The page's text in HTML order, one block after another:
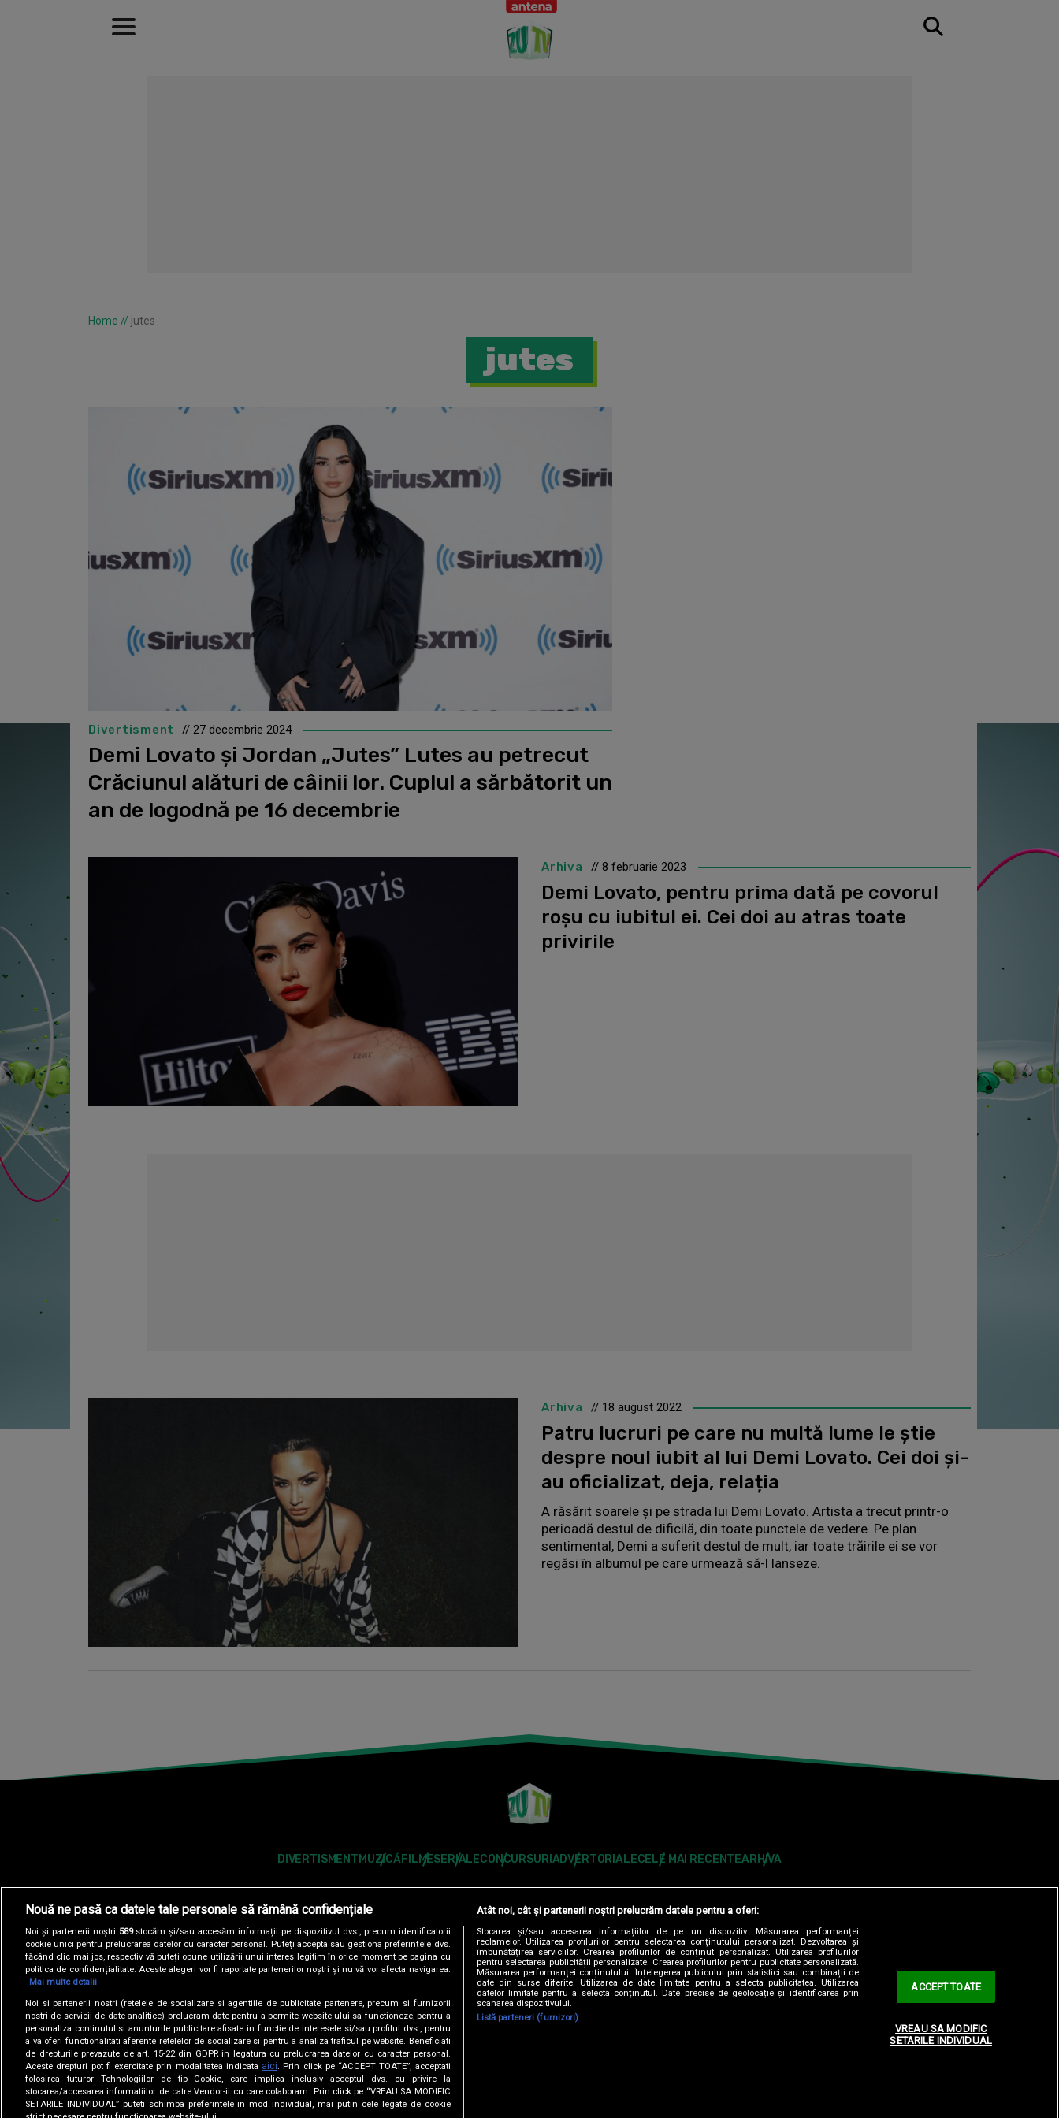
Home // jutes
jutes
Divertisment // 27 decembrie 2024
Demi Lovato și Jordan „Jutes” Lutes au petrecut
Crăciunul alături de câinii lor. Cuplul a sărbătorit un
an de logodnă pe 16 decembrie
Arhiva // 8 februarie 2023
Demi Lovato, pentru prima dată pe covorul
roșu cu iubitul ei. Cei doi au atras toate
privirile
Arhiva // 18 august 2022
Patru lucruri pe care nu multă lume le știe
despre noul iubit al lui Demi Lovato. Cei doi și-
au oficializat, deja, relația
A răsărit soarele și pe strada lui Demi Lovato. Artista a trecut printr-o
perioadă destul de dificilă, din toate punctele de vedere. Pe plan
sentimental, Demi a suferit destul de mult, iar toate trăirile ei se vor
regăsi în albumul pe care urmează să-l lanseze.
DIVERTISMENT MUZICĂFILMESERIALECONCURSURI ADVERTORIALECELE MAI RECENTEARHIVA
Follow us:
POLITICA DE COOKIESPOLITICA DE CONFIDENTIALITATEANTENA TV GROUP S.A. – DATE COMPANIE CONTACT
SITE-URI ANTENA GROUPA1.ROANTENASTARS.ROAS.ROCATINE.RO SPYNEWS.ROTVHAPPY.RO
USEIT.RORETETEFELDEFEL.RO
Nouă ne pasă ca datele tale personale să rămână confidențiale
Noi și partenerii noștri 589stocăm și/sau accesăm informații pe dispozitivul dvs., precum identificatorii
cookie unici pentru prelucrarea datelor cu caracter personal. Puteți accepta sau gestiona preferințele dvs.
făcând clic mai jos, respectiv vă puteți opune utilizării unui interes legitim în orice moment pe pagina cu
politica de confidențialitate. Aceste alegeri vor fi raportate partenerilor noștri și nu vă vor afecta navigarea.
Mai multe detalii
Noi si partenerii nostri (retelele de socializare si agentiile de publicitate partenere, precum si furnizorii
nostri de servicii de date analitice) prelucram date pentru a permite website-ului sa functioneze, pentru a
personaliza continutul si anunturile publicitare afisate in functie de interesele si/sau profilul dvs., pentru
a va oferi functionalitati aferente retelelor de socializare si pentru a analiza traficul pe website. Beneficiati
de drepturile prevazute de art. 15-22 din GDPR in legatura cu prelucrarea datelor cu caracter personal.
Aceste drepturi pot fi exercitate prin modalitatea indicata aici. Prin click pe “ACCEPT TOATE”, acceptati
folosirea tuturor Tehnologiilor de tip Cookie, care implica inclusiv acceptul dvs. cu privire la
stocarea/accesarea informatiilor de catre Vendor-ii cu care colaboram. Prin click pe “VREAU SA MODIFIC
SETARILE INDIVIDUAL” puteti schimba preferintele in mod individual, mai putin cele legate de cookie
Atât noi, cât și partenerii noștri prelucrăm datele pentru a oferi:
Stocarea și/sau accesarea informațiilor de pe un dispozitiv. Măsurarea performanței
reclamelor. Utilizarea profilurilor pentru selectarea conținutului personalizat. Dezvoltarea și
îmbunătățirea serviciilor. Crearea profilurilor de conținut personalizat. Utilizarea profilurilor
pentru selectarea publicității personalizate. Crearea profilurilor pentru publicitate personalizată.
Măsurarea performanței conținutului. Înțelegerea publicului prin statistici sau combinații de
date din surse diferite. Utilizarea de date limitate pentru a selecta publicitatea. Utilizarea
datelor limitate pentru a selecta conținutul. Date precise de geolocație și identificarea prin
scanarea dispozitivului.
Listă parteneri (furnizori)
ACCEPT TOATE
VREAU SA MODIFIC
SETARILE INDIVIDUAL